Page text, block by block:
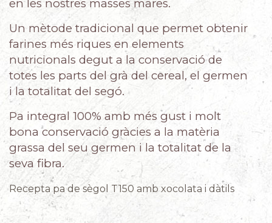
en les nostres masses mares.
Un mètode tradicional que permet obtenir
farines més riques en elements
nutricionals degut a la conservació de
totes les parts del grà del cereal, el germen
i la totalitat del segó.
Pa integral 100% amb més gust i molt
bona conservació gràcies a la matèria
grassa del seu germen i la totalitat de la
seva fibra.
Recepta pa de sègol T150 amb xocolata i dàtils